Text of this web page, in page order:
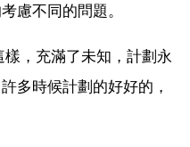
慮不同的問題。
，充滿了未知，計劃永
多時候計劃的好好的，